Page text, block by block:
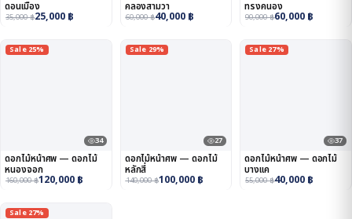
ดอนเมือง
35,000฿25,000 ฿
คลองสามวา
60,000฿40,000 ฿
ทรงคนอง
90,000฿60,000 ฿
Sale 25%
34
ดอกไม้หน้าศพ — ดอกไม้
หนองจอก
160,000฿120,000 ฿
Sale 29%
27
ดอกไม้หน้าศพ — ดอกไม้
หลักสี่
140,000฿100,000 ฿
Sale 27%
37
ดอกไม้หน้าศพ — ดอกไม้
บางแค
55,000฿40,000 ฿
Sale 27%